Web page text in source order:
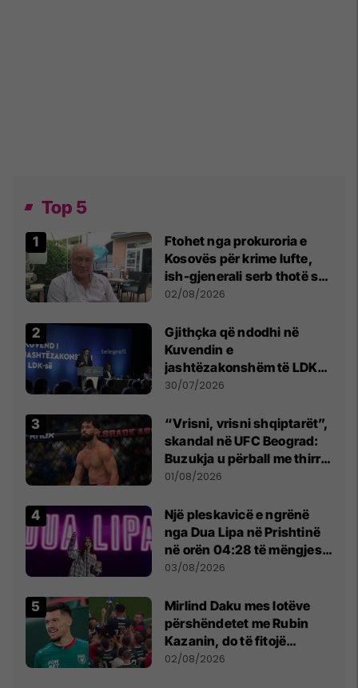
Top 5
Ftohet nga prokuroria e
Kosovës për krime lufte,
ish-gjenerali serb thotë se
dikush e tradhtoi në
02/08/2026
Gjithçka që ndodhi në
Kuvendin e
jashtëzakonshëm të LDK-
së
30/07/2026
“Vrisni, vrisni shqiptarët”,
skandal në UFC Beograd:
Buzukja u përball me thirrje
anti-shqiptare nga
01/08/2026
Një pleskavicë e ngrënë
nga Dua Lipa në Prishtinë
në orën 04:28 të mëngjesit
- dhe bota digjitale serbe
03/08/2026
Mirlind Daku mes lotëve
përshëndetet me Rubin
Kazanin, do të fitojë
miliona te Spartak Moska
02/08/2026